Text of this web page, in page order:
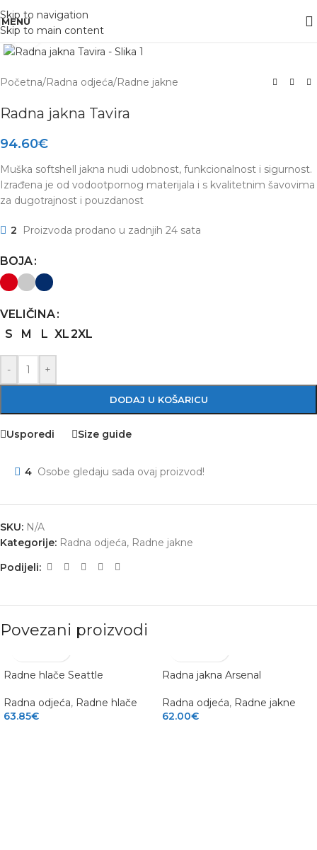
Skip to navigation
Skip to main content
MENU
Click to enlarge
Početna/Radna odjeća/Radne jakne
Radna jakna Tavira
94.60€
Muška softshell jakna nudi udobnost, funkcionalnost i sigurnost.
Izrađena je od vodootpornog materijala i s kvalitetnim šavovima
za dugotrajnost i pouzdanost
2 Proizvoda prodano u zadnjih 24 sata
BOJA
VELIČINA
S
M L XL2XL
- +
DODAJ U KOŠARICU
Usporedi Size guide
4 Osobe gledaju sada ovaj proizvod!
SKU: N/A
Kategorije: Radna odjeća, Radne jakne
Podijeli:
Povezani proizvodi
Radne hlače Seattle
Radna odjeća, Radne hlače
63.85€
Radna jakna Arsenal
Radna odjeća, Radne jakne
62.00€